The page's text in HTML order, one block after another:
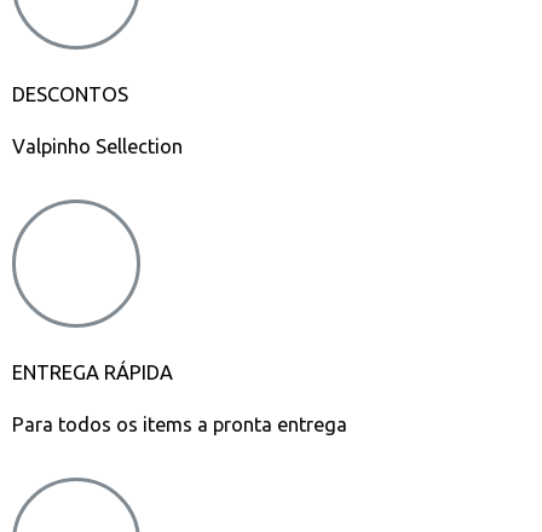
DESCONTOS
Valpinho Sellection
ENTREGA RÁPIDA
Para todos os items a pronta entrega